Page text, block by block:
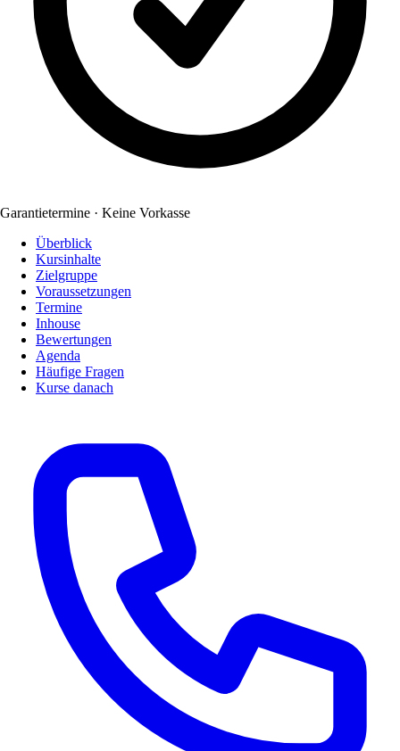
Garantietermine · Keine Vorkasse
Überblick
Kursinhalte
Zielgruppe
Voraussetzungen
Termine
Inhouse
Bewertungen
Agenda
Häufige Fragen
Kurse danach